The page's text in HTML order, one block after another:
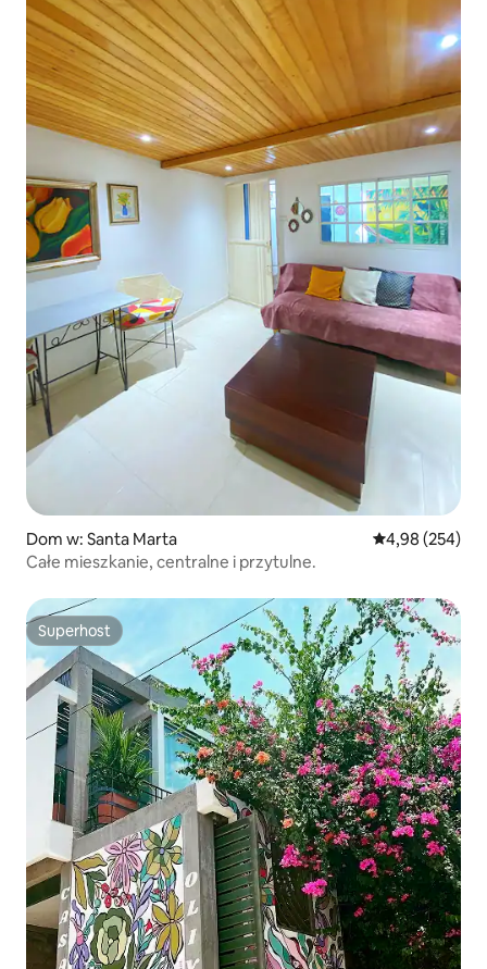
Dom w: Santa Marta Średnia
4,98 (254)
Całe mieszkanie, centralne i przytulne.
Superhost
Superhost